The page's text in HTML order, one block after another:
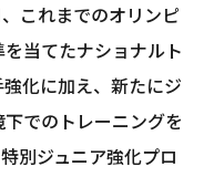
これまでのオリンピ
当てたナショナルト
化に加え、新たにジ
でのトレーニングを
別ジュニア強化プロ